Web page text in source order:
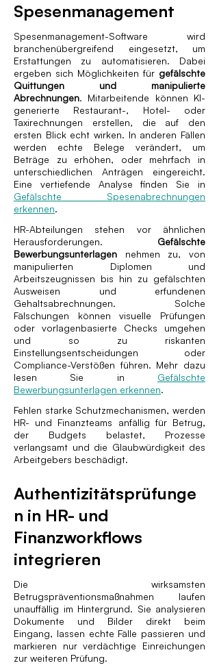
Spesenmanagement
Spesenmanagement-Software wird
branchenübergreifend eingesetzt, um
Erstattungen zu automatisieren. Dabei
ergeben sich Möglichkeiten für gefälschte
Quittungen und manipulierte
Abrechnungen. Mitarbeitende können KI-
generierte Restaurant-, Hotel- oder
Taxirechnungen erstellen, die auf den
ersten Blick echt wirken. In anderen Fällen
werden echte Belege verändert, um
Beträge zu erhöhen, oder mehrfach in
unterschiedlichen Anträgen eingereicht.
Eine vertiefende Analyse finden Sie in
Gefälschte Spesenabrechnungen
erkennen.
HR-Abteilungen stehen vor ähnlichen
Herausforderungen. Gefälschte
Bewerbungsunterlagen nehmen zu, von
manipulierten Diplomen und
Arbeitszeugnissen bis hin zu gefälschten
Ausweisen und erfundenen
Gehaltsabrechnungen. Solche
Fälschungen können visuelle Prüfungen
oder vorlagenbasierte Checks umgehen
und so zu riskanten
Einstellungsentscheidungen oder
Compliance-Verstößen führen. Mehr dazu
lesen Sie in Gefälschte
Bewerbungsunterlagen erkennen.
Fehlen starke Schutzmechanismen, werden
HR- und Finanzteams anfällig für Betrug,
der Budgets belastet, Prozesse
verlangsamt und die Glaubwürdigkeit des
Arbeitgebers beschädigt.
Authentizitätsprüfunge
n in HR- und
Finanzworkflows
integrieren
Die wirksamsten
Betrugspräventionsmaßnahmen laufen
unauffällig im Hintergrund. Sie analysieren
Dokumente und Bilder direkt beim
Eingang, lassen echte Fälle passieren und
markieren nur verdächtige Einreichungen
zur weiteren Prüfung.